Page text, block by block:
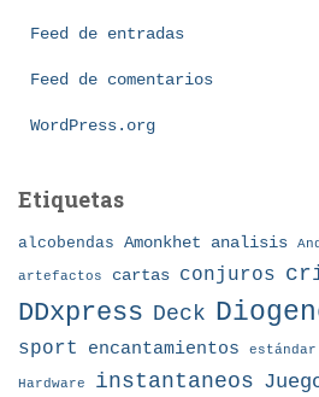
Feed de entradas
Feed de comentarios
WordPress.org
Etiquetas
alcobendas Amonkhet analisis
artefactos cartas conjuros
DDxpress Deck
sport
encantamientos estándar
Hardware instantaneos